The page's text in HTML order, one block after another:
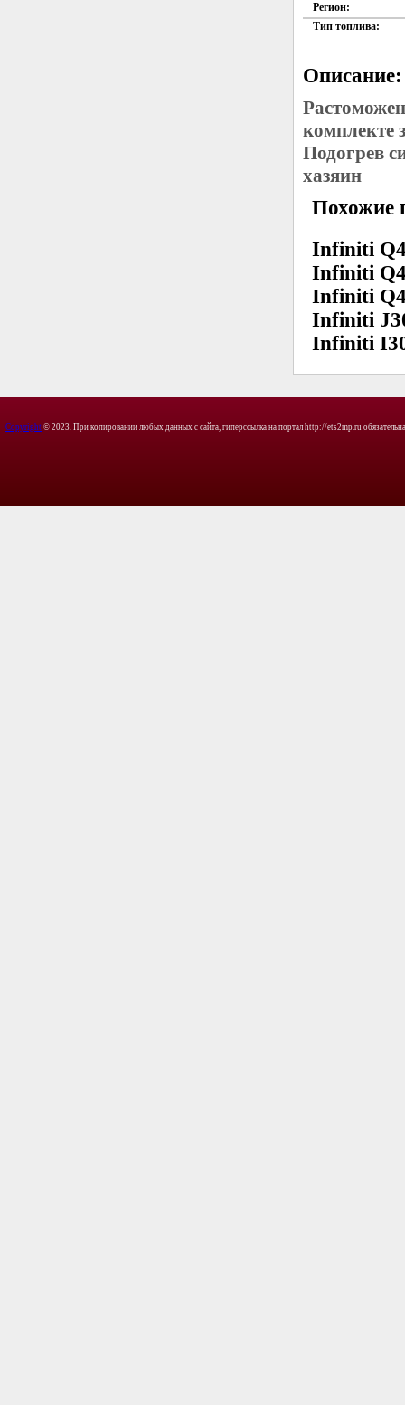
Регион:
Тип топлива:
Описание:
комплекте
Подогрев
хазяин
Похожие
Infiniti
Infiniti
Infiniti
Infiniti
Infiniti
Copyright © 2023. При копировании любых данных с сайта, гиперссылка на портал http://ets2mp.ru